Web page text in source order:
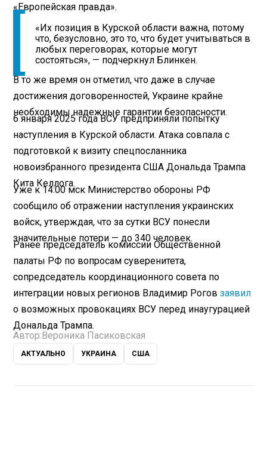
«Европейская правда».
«Их позиция в Курской области важна, потому
что, безусловно, это то, что будет учитываться в
любых переговорах, которые могут
состояться», — подчеркнул Блинкен.
В то же время он отметил, что даже в случае
достижения договоренностей, Украине крайне
необходимы надежные гарантии безопасности.
6 января 2025 года ВСУ предприняли попытку
наступления в Курской области. Атака совпала с
подготовкой к визиту спецпосланника
новоизбранного президента США Дональда Трампа
Кита Келлога.
Уже к 14:00 мск Министерство обороны РФ
сообщило об отражении наступления украинских
войск, утверждая, что за сутки ВСУ понесли
значительные потери — до 340 человек.
Ранее председатель комиссии Общественной
палаты РФ по вопросам суверенитета,
сопредседатель координационного совета по
интеграции новых регионов Владимир Роговзаявил
о возможных провокациях ВСУ перед инаугурацией
Дональда Трампа.
Автор:Вероника Пасиковская
АКТУАЛЬНО УКРАИНА США